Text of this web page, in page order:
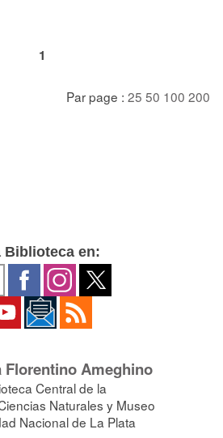
1
Par page : 25 50 100 200
Biblioteca en:
Florentino Ameghino
Central de la
Naturales y Museo
Nacional de La Plata